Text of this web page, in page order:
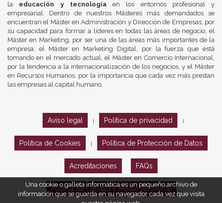
la educación y tecnologíaen los entornos profesional y
empresarial. Dentro de nuestros Másteres más demandados se
encuentran el Máster en Administración y Dirección de Empresas, por
su capacidad para formar a líderes en todas las áreas de negocio, el
Máster en Marketing, por ser una de las áreas más importantes de la
empresa, el Máster en Marketing Digital, por la fuerza que está
tomando en el mercado actual, el Máster en Comercio Internacional,
por la tendencia a la internacionalización de los negocios, y el Máster
en Recursos Humanos, por la importancia que cada vez más prestan
las empresas al capital humano.
Aviso legal Política de privacidad
Política de Cookies Política de Protección de Datos
Acreditaciones FAQs
Política de Calidad y Medio Ambiente
Una cookie o galleta informática es un pequeño archivo de
información que se guarda en su navegador cada vez que visita